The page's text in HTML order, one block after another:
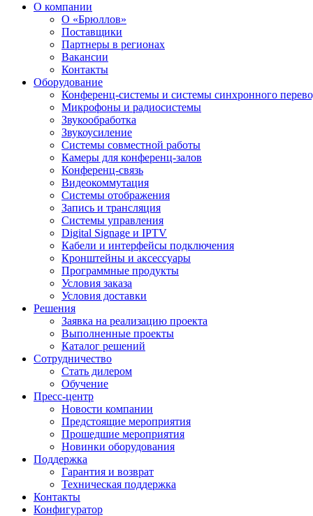
О компании
О «Брюллов»
Поставщики
Партнеры в регионах
Вакансии
Контакты
Оборудование
Конференц-системы и системы синхронного
Микрофоны и радиосистемы
Звукообработка
Звукоусиление
Системы совместной работы
Камеры для конференц-залов
Конференц-связь
Видеокоммутация
Системы отображения
Запись и трансляция
Системы управления
Digital Signage и IPTV
Кабели и интерфейсы подключения
Кронштейны и аксессуары
Программные продукты
Условия заказа
Условия доставки
Решения
Заявка на реализацию проекта
Выполненные проекты
Каталог решений
Сотрудничество
Стать дилером
Обучение
Пресс-центр
Новости компании
Предстоящие мероприятия
Прошедшие мероприятия
Новинки оборудования
Поддержка
Гарантия и возврат
Техническая поддержка
Контакты
Конфигуратор